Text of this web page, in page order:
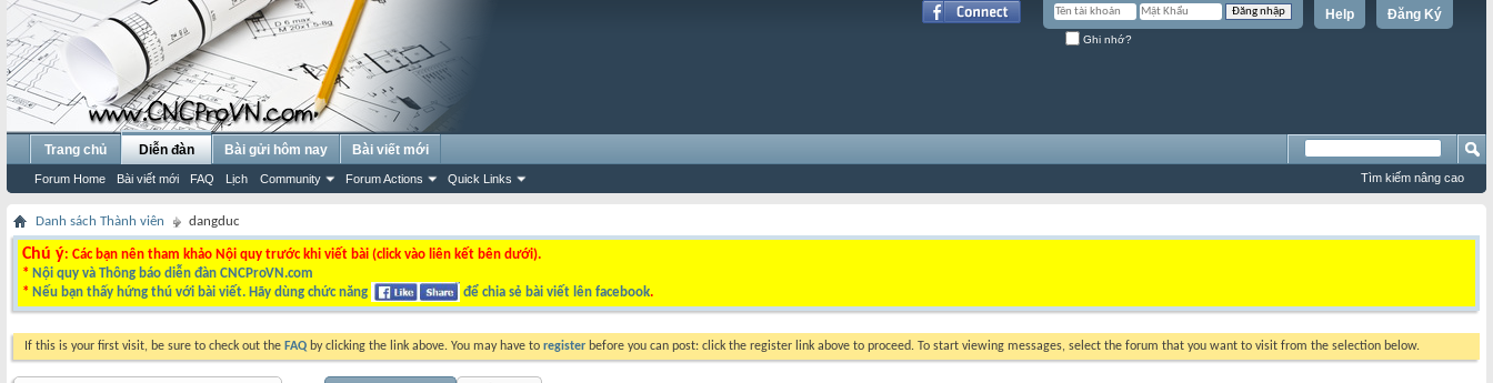
Đăng Ký
Help
Ghi nhớ?
Trang chủ Diễn đàn
Forum Home Bài viết mới FAQ Lịch Community Forum Actions Quick Links
Bài gửi hôm nay Bài viết mới
Tìm kiếm nâng cao
Danh sách Thành viên dangduc
Chú ý: Các bạn nên tham khảo Nội quy trước khi viết bài (click vào liên kết bên dưới).
* Nội quy và Thông báo diễn đàn CNCProVN.com
* Nếu bạn thấy hứng thú với bài viết. Hãy dùng chức năng để chia sẻ bài viết lên facebook.
If this is your first visit, be sure to check out the FAQ by clicking the link above. You may have to register before you can post: click the register link above to proceed. To start viewing messages, select the forum that you want to visit from the selection below.